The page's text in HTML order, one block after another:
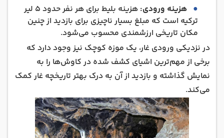
هزینه ورودی:
هزینه بلیط برای هر نفر حدود 5 لیر
ترکیه است که مبلغ بسیار ناچیزی برای بازدید از چنین
مکان تاریخی ارزشمندی محسوب می‌شود.
در نزدیکی ورودی غار، یک موزه کوچک نیز وجود دارد که
برخی از مهم‌ترین اشیای کشف شده در کاوش‌ها را به
نمایش گذاشته و بازدید از آن به درک بهتر تاریخچه غار کمک
می‌کند.